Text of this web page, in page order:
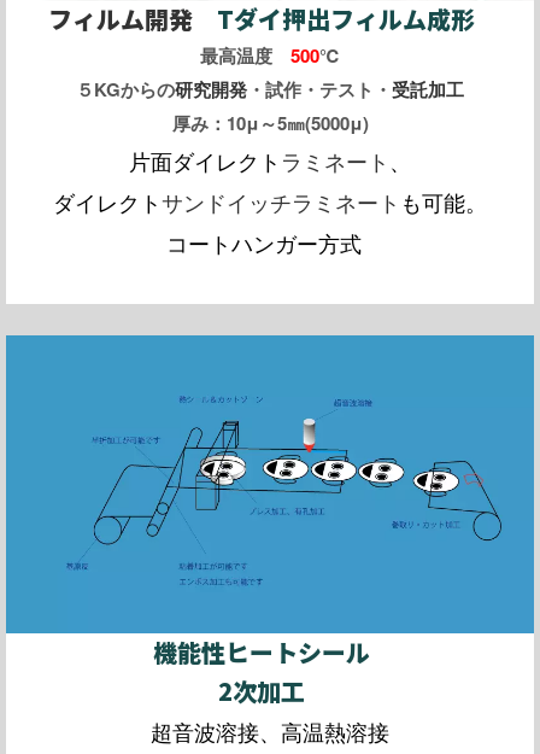
フィルム開発Tダイ押出フィルム成形
最高温度 500℃
５KGからの研究開発 ・試作・テスト・ 受託加工
厚み：10μ～5㎜(5000μ)
片面ダイレクト ラミネート 、
ダイレクトサンドイッチラミネート も可能。
コートハンガー方式
機能性ヒートシール
2次加工
超音波溶接、高温熱溶接